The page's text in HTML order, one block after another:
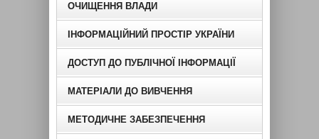
ОЧИЩЕННЯ ВЛАДИ
ІНФОРМАЦІЙНИЙ ПРОСТІР УКРАЇНИ
ДОСТУП ДО ПУБЛІЧНОЇ ІНФОРМАЦІЇ
МАТЕРІАЛИ ДО ВИВЧЕННЯ
МЕТОДИЧНЕ ЗАБЕЗПЕЧЕННЯ